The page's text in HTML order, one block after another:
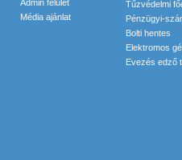
Admin felület
Média ajánlat
Tűzvédelmi
Pénzügyi-
Bolti hentes
Elektromos
Evezés edző